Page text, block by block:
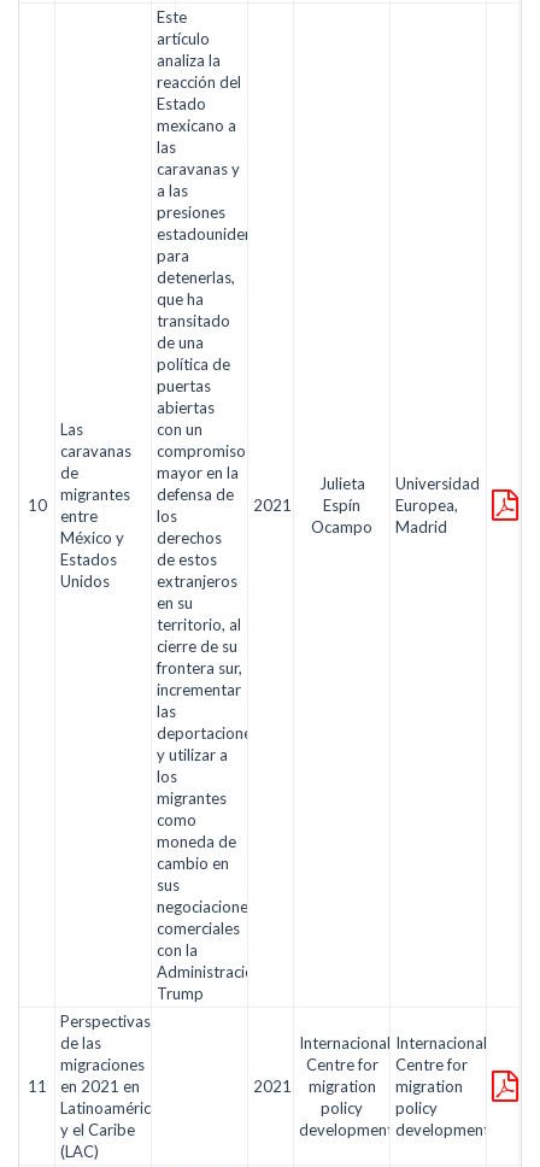
10
Las
caravanas
de
migrantes
entre
México y
Estados
Unidos
Este
artículo
analiza la
reacción del
Estado
mexicano a
las
caravanas y
a las
presiones
estadounidenses
para
detenerlas,
que ha
transitado
de una
política de
puertas
abiertas
con un
compromiso
mayor en la
defensa de
los
derechos
de estos
extranjeros
en su
territorio, al
cierre de su
frontera sur,
incrementar
las
deportaciones
y utilizar a
los
migrantes
como
moneda de
cambio en
sus
negociaciones
comerciales
con la
Administración
Trump
2021
Julieta
Espín
Ocampo
Universidad
Europea,
Madrid
11
Perspectivas
de las
migraciones
en 2021 en
Latinoamérica
y el Caribe
(LAC)
2021
Internacional
Centre for
migration
policy
development
Internacional
Centre for
migration
policy
development